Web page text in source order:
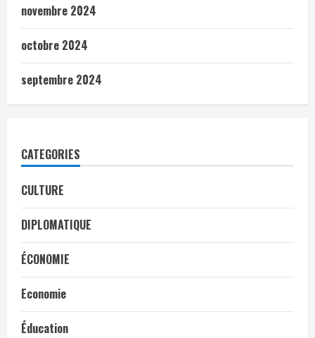
novembre 2024
octobre 2024
septembre 2024
CATEGORIES
CULTURE
DIPLOMATIQUE
ÉCONOMIE
Economie
Éducation